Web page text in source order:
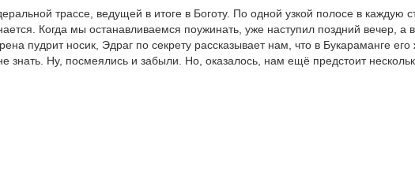
трассе, ведущей в итоге в Боготу. По одной узкой полосе в каждую
Когда мы останавливаемся поужинать, уже наступил поздний вечер, а
пудрит носик, Эдраг по секрету рассказывает нам, что в Букараманге его
Ну, посмеялись и забыли. Но, оказалось, нам ещё предстоит